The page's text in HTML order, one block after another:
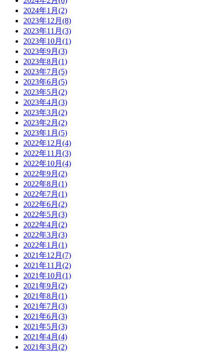
2024年1月(2)
2023年12月(8)
2023年11月(3)
2023年10月(1)
2023年9月(3)
2023年8月(1)
2023年7月(5)
2023年6月(5)
2023年5月(2)
2023年4月(3)
2023年3月(2)
2023年2月(2)
2023年1月(5)
2022年12月(4)
2022年11月(3)
2022年10月(4)
2022年9月(2)
2022年8月(1)
2022年7月(1)
2022年6月(2)
2022年5月(3)
2022年4月(2)
2022年3月(3)
2022年1月(1)
2021年12月(7)
2021年11月(2)
2021年10月(1)
2021年9月(2)
2021年8月(1)
2021年7月(3)
2021年6月(3)
2021年5月(3)
2021年4月(4)
2021年3月(2)